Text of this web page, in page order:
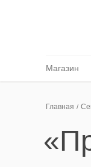
Магазин
Главная